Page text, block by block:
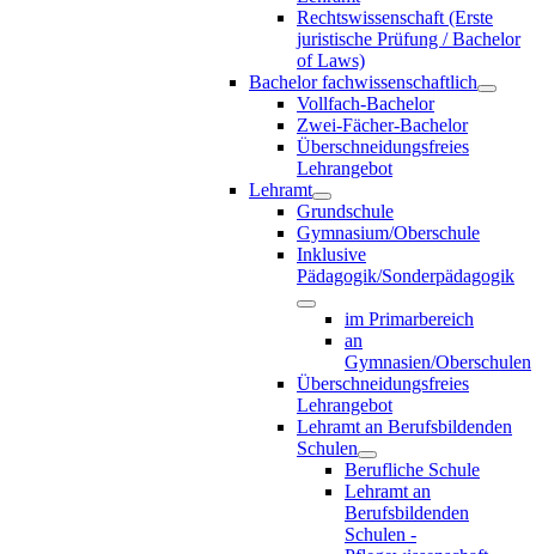
Rechtswissenschaft (Erste
juristische Prüfung / Bachelor
of Laws)
Bachelor fachwissenschaftlich
Vollfach-Bachelor
Zwei-Fächer-Bachelor
Überschneidungsfreies
Lehrangebot
Lehramt
Grundschule
Gymnasium/Oberschule
Inklusive
Pädagogik/Sonderpädagogik
im Primarbereich
an
Gymnasien/Oberschulen
Überschneidungsfreies
Lehrangebot
Lehramt an Berufsbildenden
Schulen
Berufliche Schule
Lehramt an
Berufsbildenden
Schulen -